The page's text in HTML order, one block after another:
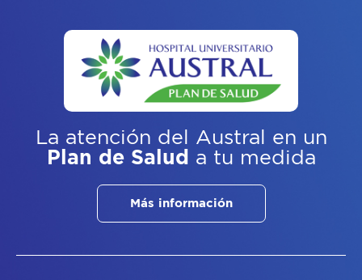
La atención del Austral
en un
Plan de Salud a tu medida
Más información